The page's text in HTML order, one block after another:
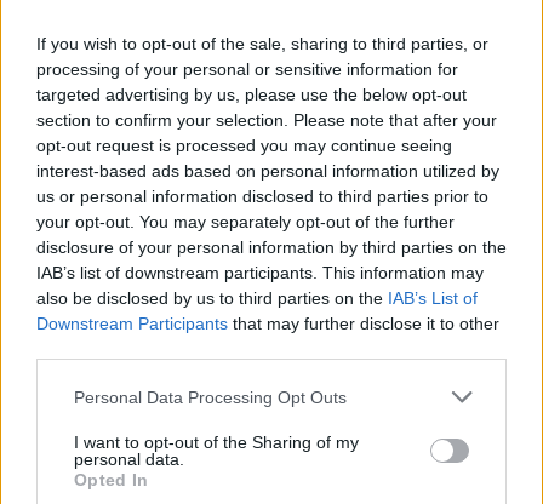
If you wish to opt-out of the sale, sharing to third parties, or
processing of your personal or sensitive information for
targeted advertising by us, please use the below opt-out
section to confirm your selection. Please note that after your
opt-out request is processed you may continue seeing
interest-based ads based on personal information utilized by
us or personal information disclosed to third parties prior to
your opt-out. You may separately opt-out of the further
disclosure of your personal information by third parties on the
IAB’s list of downstream participants. This information may
also be disclosed by us to third parties on the IAB’s List of
Downstream Participants that may further disclose it to other
Please note that this website/app uses one or more Google
not limited to your visit or usage behaviour. You may click to
grant or deny consent to Google and its third-party tags to
use your data for below specified purposes in below Google
Personal Data Processing Opt Outs
I want to opt-out of the Sharing of my
personal data.
Opted In
Cómo obtener el permiso internacional
para conducir y viajar por todo el mundo
La International Drivers Association te ofrece la posibilidad…